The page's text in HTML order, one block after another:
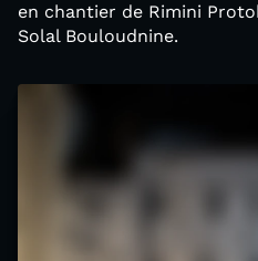
en chantier de Rimini
Solal Bouloudnine.